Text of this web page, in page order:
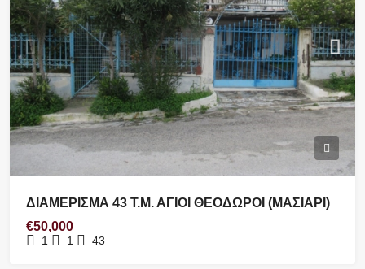
ΔΙΑΜΕΡΙΣΜΑ 43 Τ.Μ. ΑΓΙΟΙ ΘΕΟΔΩΡΟΙ (ΜΑΣΙΑΡΙ)
€50,000
1 1 43